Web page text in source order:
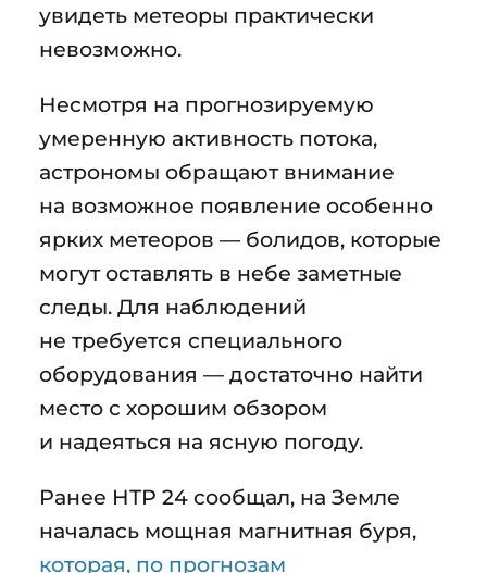
увидеть метеоры практически
невозможно.
Несмотря на прогнозируемую
умеренную активность потока,
астрономы обращают внимание
на возможное появление особенно
ярких метеоров — болидов, которые
могут оставлять в небе заметные
следы. Для наблюдений
не требуется специального
оборудования — достаточно найти
место с хорошим обзором
и надеяться на ясную погоду.
Ранее НТР 24 сообщал, на Земле
началась мощная магнитная буря,
которая, по прогнозам